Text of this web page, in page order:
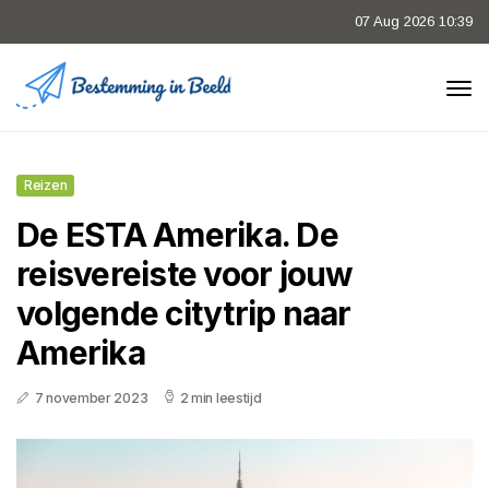
07 Aug 2026 10:39
Reizen
De ESTA Amerika. De
reisvereiste voor jouw
volgende citytrip naar
Amerika
7 november 2023 2 min leestijd